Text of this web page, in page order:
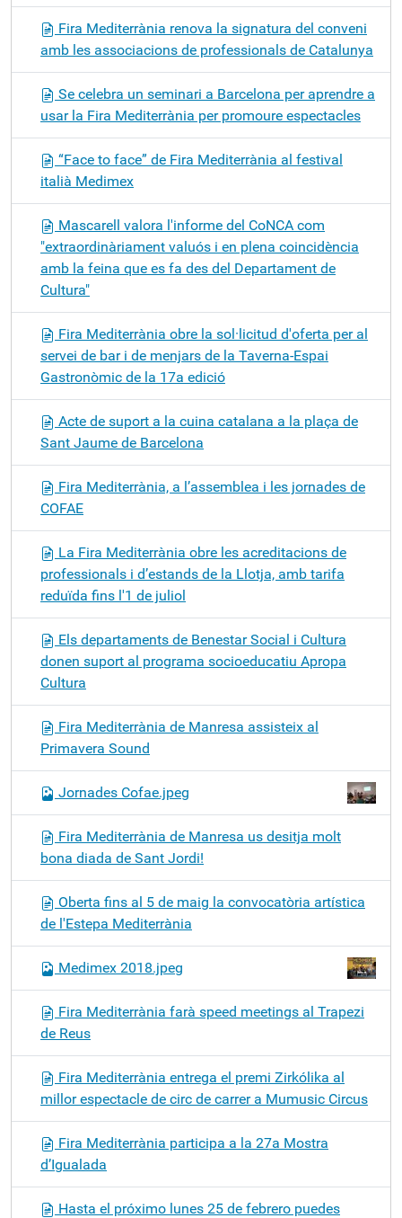
Fira Mediterrània renova la signatura del conveni
amb les associacions de professionals de Catalunya
Se celebra un seminari a Barcelona per aprendre a
usar la Fira Mediterrània per promoure espectacles
“Face to face” de Fira Mediterrània al festival
italià Medimex
Mascarell valora l'informe del CoNCA com
"extraordinàriament valuós i en plena coincidència
amb la feina que es fa des del Departament de
Cultura"
Fira Mediterrània obre la sol·licitud d'oferta per al
servei de bar i de menjars de la Taverna-Espai
Gastronòmic de la 17a edició
Acte de suport a la cuina catalana a la plaça de
Sant Jaume de Barcelona
Fira Mediterrània, a l’assemblea i les jornades de
COFAE
La Fira Mediterrània obre les acreditacions de
professionals i d’estands de la Llotja, amb tarifa
reduïda fins l'1 de juliol
Els departaments de Benestar Social i Cultura
donen suport al programa socioeducatiu Apropa
Cultura
Fira Mediterrània de Manresa assisteix al
Primavera Sound
Jornades Cofae.jpeg
Fira Mediterrània de Manresa us desitja molt
bona diada de Sant Jordi!
Oberta fins al 5 de maig la convocatòria artística
de l'Estepa Mediterrània
Medimex 2018.jpeg
Fira Mediterrània farà speed meetings al Trapezi
de Reus
Fira Mediterrània entrega el premi Zirkólika al
millor espectacle de circ de carrer a Mumusic Circus
Fira Mediterrània participa a la 27a Mostra
d’Igualada
Hasta el próximo lunes 25 de febrero puedes